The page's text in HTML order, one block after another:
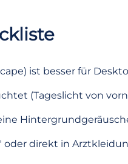
ist besser für
(Tageslicht von
oder direkt in